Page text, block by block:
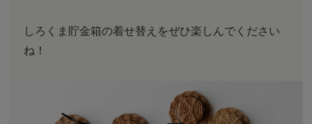
しろくま貯金箱の着せ替えをぜひ楽しんでください
ね！